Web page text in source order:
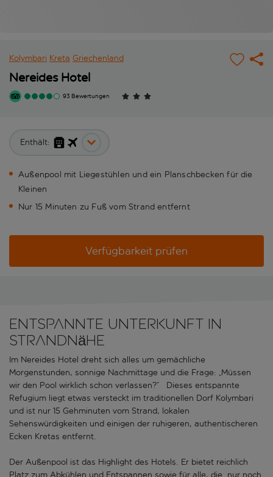
Kolymbari Kreta Griechenland
Nereides Hotel
93 Bewertungen
Enthält:
Außenpool mit Liegestühlen und ein Planschbecken für die
Kleinen
Nur 15 Minuten zu Fuß vom Strand entfernt
Verfügbarkeit prüfen
Entspannte Unterkunft in
Strandnähe
Im Nereides Hotel dreht sich alles um gemächliche
Morgenstunden, sonnige Nachmittage und die Frage: „Müssen
wir den Pool wirklich schon verlassen?“ Dieses entspannte
Refugium liegt etwas versteckt im traditionellen Dorf Kolymbari
und ist nur 15 Gehminuten vom Strand, lokalen
Sehenswürdigkeiten und einigen der ruhigeren, authentischeren
Ecken Kretas entfernt.
Der Außenpool ist das Highlight des Hotels. Er bietet reichlich